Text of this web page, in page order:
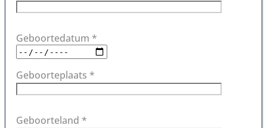
Geboortedatum *
Geboorteplaats *
Geboorteland *